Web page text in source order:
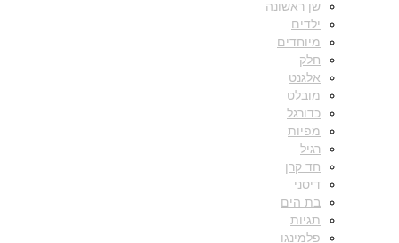
שן ראשונה
ילדים
מיוחדים
חלק
אלגנט
מובלט
כדורגל
מפיות
רגיל
חד קרן
דיסני
בת הים
תגיות
פלמינגו